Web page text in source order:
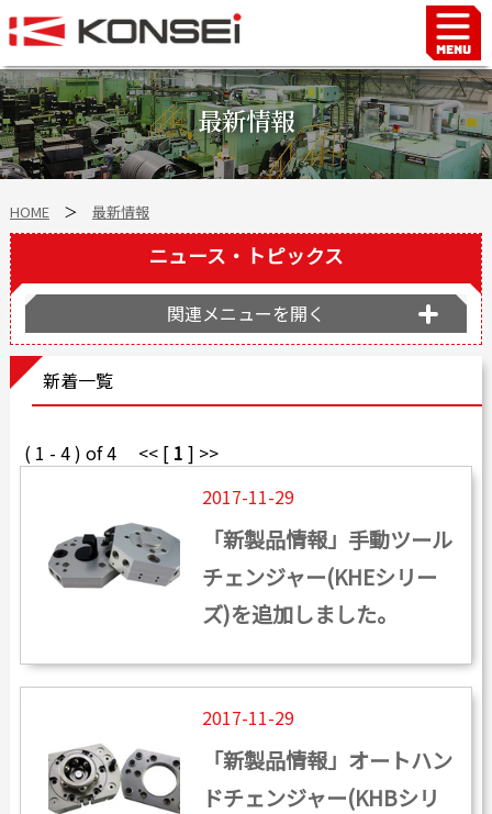
最新情報
HOME＞ 最新情報
ニュース・トピックス
関連メニューを開く
新着一覧
( 1 - 4 ) of 4 << [ 1 ] >>
2017-11-29
「新製品情報」手動ツール
チェンジャー(KHEシリー
ズ)を追加しました。
2017-11-29
「新製品情報」オートハン
ドチェンジャー(KHBシリ
Home
ハンド＆チャックロボット周辺機器
FAシステム
スマートファクトリーLabo
自動車部品
会社沿革
事業所案内
海外拠点
ショールーム
個人情報の取り扱い
カタログダウンロード
よくある質問
Japanese